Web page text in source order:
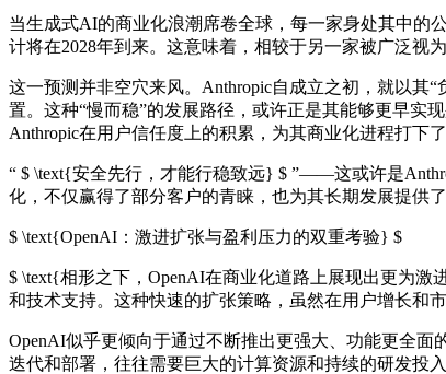
当生成式AI的商业化浪潮席卷全球，每一家身处其中的
计将在2028年到来。这意味着，相较于另一家被广泛视
这一预测并非空穴来风。Anthropic自成立之初，就以其
置。这种“慢而稳”的发展路径，或许正是其能够更早实
Anthropic在用户信任度上的积累，为其商业化进程打下了
“ $ \text{安全先行，才能行稳致远} $ ”——这或许是
化，不仅赢得了部分客户的青睐，也为其长期发展提供了
$ \text{OpenAI：激进扩张与盈利压力的双重考验} $
$ \text{相形之下，OpenAI在商业化道路上展现出更为
和技术支持。这种快速的扩张策略，虽然在用户增长和
OpenAI似乎更倾向于通过不断推出更强大、功能更全
迭代和部署，往往需要巨大的计算资源和持续的研发投